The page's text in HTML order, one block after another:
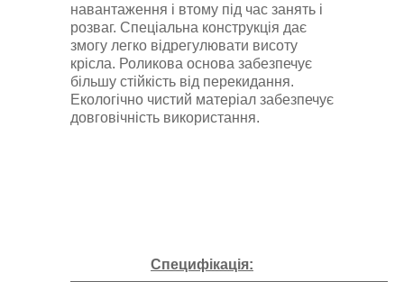
навантаження і втому під час занять і
розваг. Спеціальна конструкція дає
змогу легко відрегулювати висоту
крісла. Роликова основа забезпечує
більшу стійкість від перекидання.
Екологічно чистий матеріал забезпечує
довговічність використання.
Специфікація: